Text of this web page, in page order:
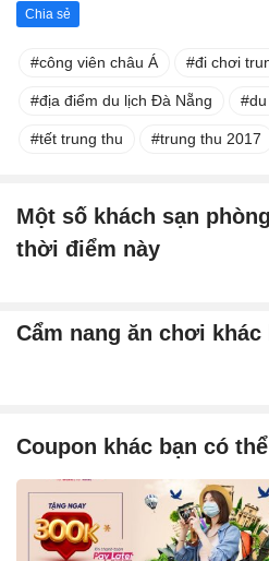
Chia sẻ
công viên châu Á đi chơi
địa điểm du lịch Đà Nẵng
tết trung thu trung thu 2017
Một số khách sạn
thời điểm này
Cẩm nang ăn chơi
Coupon khác bạn có